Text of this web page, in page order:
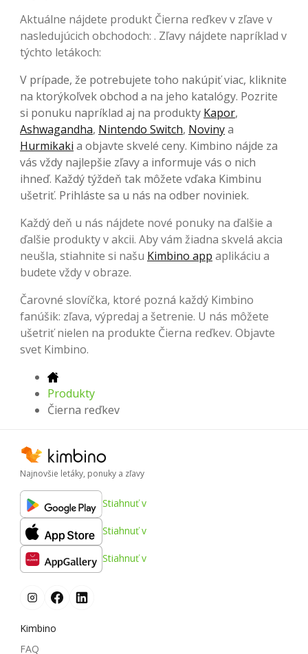
Aktuálne nájdete produkt Čierna reďkev v zľave v
nasledujúcich obchodoch: . Zľavy nájdete napríklad v
týchto letákoch:
V prípade, že potrebujete toho nakúpiť viac, kliknite
na ktorýkoľvek obchod a na jeho katalógy. Pozrite
si ponuku napríklad aj na produkty Kapor,
Ashwagandha, Nintendo Switch, Novinya
Hurmikaki a objavte skvelé ceny. Kimbino nájde za
vás vždy najlepšie zľavy a informuje vás o nich
ihneď. Každý týždeň tak môžete vďaka Kimbinu
ušetriť. Prihláste sa u nás na odber noviniek.
Každý deň u nás nájdete nové ponuky na ďalšie a
ďalšie produkty v akcii. Aby vám žiadna skvelá akcia
neušla, stiahnite si našu Kimbino app aplikáciu a
budete vždy v obraze.
Čarovné slovíčka, ktoré pozná každý Kimbino
fanúšik: zľava, výpredaj a šetrenie. U nás môžete
ušetriť nielen na produkte Čierna reďkev. Objavte
svet Kimbino.
Produkty
Čierna reďkev
Najnovšie letáky, ponuky a zľavy
Stiahnuť v
Stiahnuť v
Stiahnuť v
Kimbino
FAQ